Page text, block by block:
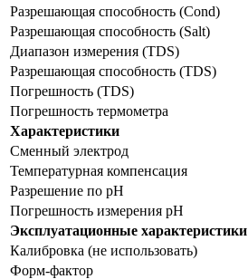
Разрешающая способность (Cond)
Разрешающая способность (Salt)
Диапазон измерения (TDS)
Разрешающая способность (TDS)
Погрешность (TDS)
Погрешность термометра
Характеристики
Сменный электрод
Температурная компенсация
Разрешение по pH
Погрешность измерения pH
Эксплуатационные характеристики
Калибровка (не использовать)
Форм-фактор